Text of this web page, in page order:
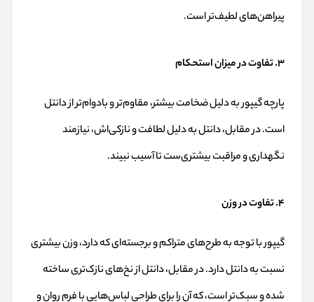
پیراهن‌های لطیف‌تر است.
۳. تفاوت در میزان استحکام
پارچه گیپور به دلیل ضخامت بیشتر، مقاوم‌تر و بادوام‌تر از دانتل
است. در مقابل، دانتل به دلیل لطافت و نازکی‌اش، نیازمند
نگهداری و مراقبت بیشتری‌ست تا آسیب نبیند.
۴. تفاوت در وزن
گیپور با توجه به طرح‌های متراکم و برجسته‌ای که دارد، وزن بیشتری
نسبت به دانتل دارد. در مقابل، دانتل از نخ‌های نازک‌تری ساخته
شده و سبک‌تر است، که آن را برای طراحی لباس‌هایی با فرم روان و